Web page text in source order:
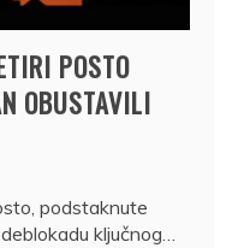
POSTO
OBUSTAVILI
podstaknute
ključnog…